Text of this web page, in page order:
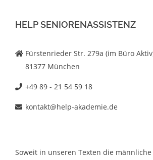
HELP SENIORENASSISTENZ
Fürstenrieder Str. 279a (im Büro
81377 München
+49 89 - 21 54 59 18
kontakt@help-akademie.de
Soweit in unseren Texten die